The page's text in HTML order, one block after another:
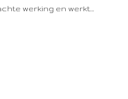
werking en werkt…